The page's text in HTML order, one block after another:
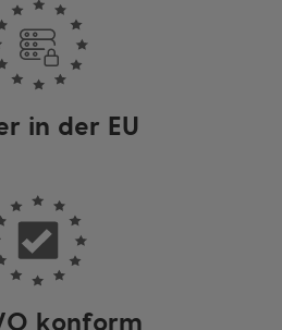
in der EU
konform